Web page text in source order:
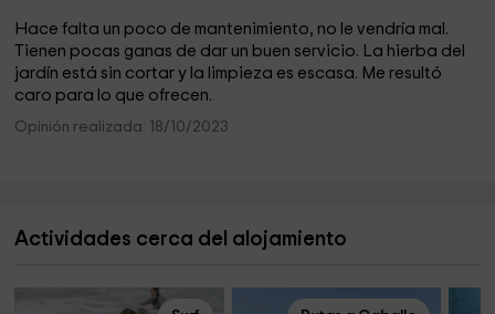
Hace falta un poco de mantenimiento, no le vendría mal.
Tienen pocas ganas de dar un buen servicio. La hierba del
jardín está sin cortar y la limpieza es escasa. Me resultó
caro para lo que ofrecen.
Opinión realizada: 18/10/2023
Actividades cerca del alojamiento